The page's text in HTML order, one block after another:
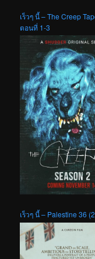
เร็วๆ นี้ – The Creep
ตอนที่ 1-3
เร็วๆ นี้ – Palestine 36